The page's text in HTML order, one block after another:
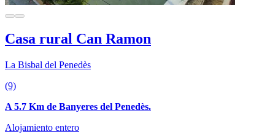
Casa rural Can Ramon
La Bisbal del Penedès
(9)
A 5.7 Km de Banyeres del Penedès.
Alojamiento entero